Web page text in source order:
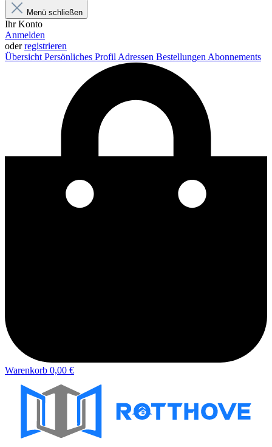
Menü schließen
Ihr Konto
Anmelden
oderregistrieren
Übersicht Persönliches Profil Adressen Bestellungen Abonnements
Warenkorb 0,00 €